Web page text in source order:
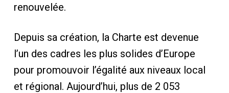
renouvelée.
Depuis sa création, la Charte est devenue
l’un des cadres les plus solides d’Europe
pour promouvoir l’égalité aux niveaux local
et régional. Aujourd’hui, plus de 2 053